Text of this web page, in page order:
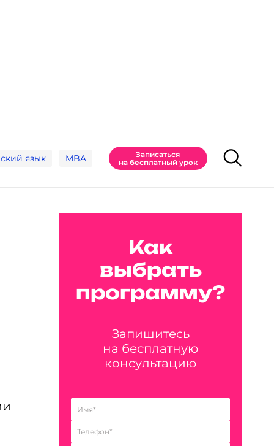
язык MBA
Записаться
на бесплатный урок
Как
выбрать
программу?
Запишитесь
на бесплатную
консультацию